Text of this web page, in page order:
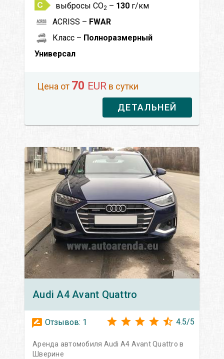
выбросы CO2 – 130 г/км
ACRISS – FWAR
Класс – Полноразмерный
Универсал
Цена от 70 EUR в сутки
ДЕТАЛЬНЕЙ
Audi A4 Avant Quattro
Отзывов: 1 4.5/5
Аренда автомобиля Audi A4 Avant Quattro в
Шверине